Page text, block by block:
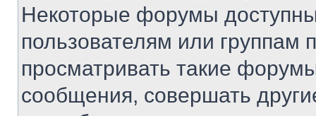
Некоторые форумы
пользователям или группам
просматривать такие
сообщения, совершать